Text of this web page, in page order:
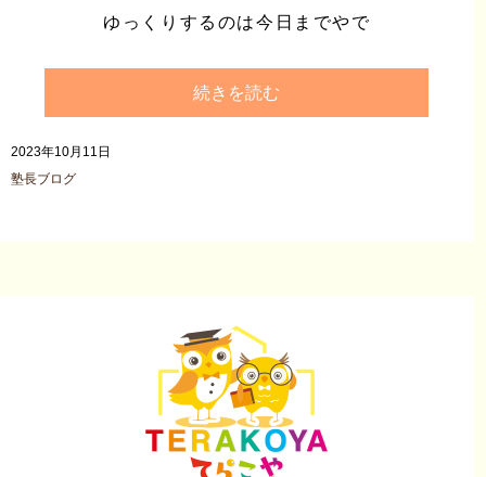
ゆっくりするのは今日までやで
続きを読む
2023年10月11日
塾長ブログ